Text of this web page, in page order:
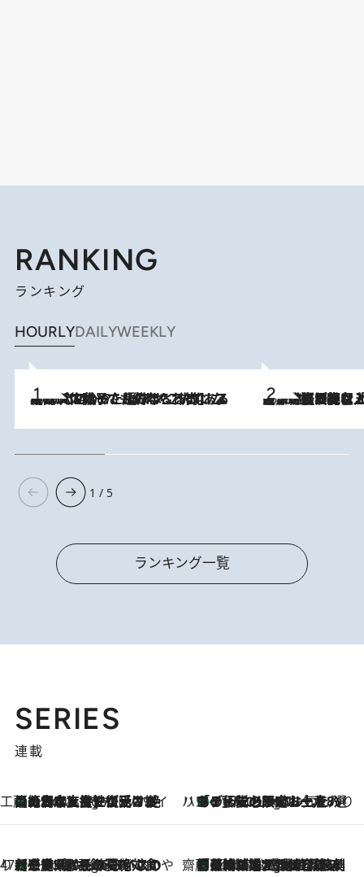
RANKING
ランキング
HOURLYDAILYWEEKLY
2026.8.5
【阿川佐和子さんの年とる力】なぜ70代で始めた趣味は“こんなに楽しい”のか？ ピアノ、俳句…スランプに陥っても続けられる“ある秘訣”とは 2026.8.5
【なぜ吉沢亮は「気配を消せる」のか？】興行収入208億の『国宝』を経て挑むミュージカル『ディア・エヴァン・ハンセン』。トップ俳優が舞台上でさらけ出した“孤独”とは
1 / 5
ランキング一覧
SERIES
連載
工藤まやのおもてなしハワイ
9 Hours Ago
【ハワイ土産】ローカルの絶大な支持で復活！ 絶品の幻クッキー《元ファンの日本人女性が受け継いだ名店》 ハワイ賢者 リサのお気に入りリスト9 Hours Ago
あの伝説の限定トートも！ リニューアルした「ディーン＆デルーカ ハワイ」で必須のお土産8選
47都道府県の手みやげ ひんやりスイーツで夏を満喫
9 Hours Ago
【三重県】この夏絶対食べたい 冷やしておいしいおやつ3選 お餅×アイスの新感覚スイーツ 齋藤 薫 美容脳ルネサンス
9 Hours Ago
「荷物が増えるほど旅ストレスは増す」美容ジャーナリストがたどり着いた最終結論。“化粧品を劇的に減らす”感動の凝縮美容とは